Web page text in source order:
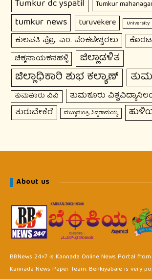
Tumkur dc yspatil Tumkur
tumkur news turuvekere University
ಕುಲಪತಿ ಪ್ರೊ. ಎಂ. ವೆಂಕಟೇಶ್ವರಲು
ಚಿಕ್ಕನಾಯಕನಹಳ್ಳಿ ಜಿಲ್ಲಾಡಳಿತ
ಜಿಲ್ಲಾಧಿಕಾರಿ ಶುಭ ಕಲ್ಯಾಣ್
ತುಮಕೂರು ವಿವಿ ತುಮಕೂರು
ತುರುವೇಕೆರೆ ಮುಖ್ಯಮಂತ್ರಿ ಸಿದ್ದರಾಮಯ್ಯ
About us
BBNews 24×7 is Kannada Online News Portal
Kannada News Paper Team. Benkiyabale is very